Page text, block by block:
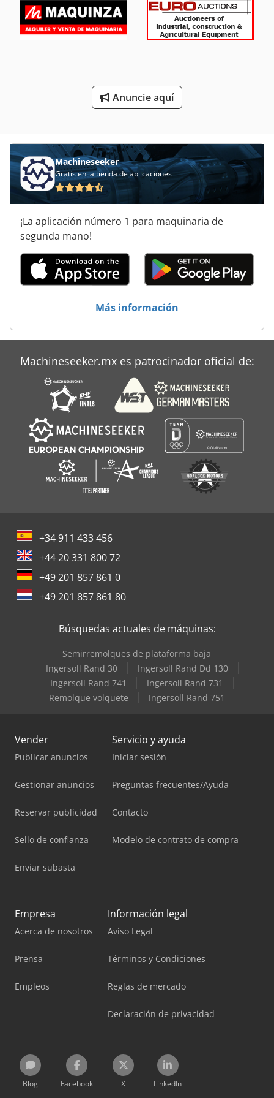
Unidades De Almacenamiento
Unidades De Disco
Unidades De Potencia
Unión Giratoria Hidráulica
Anuncie aquí
Machineseeker
Gratis en la tienda de aplicaciones
¡La aplicación número 1 para maquinaria de
segunda mano!
Más información
Machineseeker.mx es patrocinador oficial de:
+34 911 433 456
+44 20 331 800 72
+49 201 857 861 0
+49 201 857 861 80
Búsquedas actuales de máquinas:
Semirremolques de plataforma baja
Ingersoll Rand 30
Ingersoll Rand Dd 130
Ingersoll Rand 741
Ingersoll Rand 731
Remolque volquete
Ingersoll Rand 751
Vender
Publicar anuncios
Gestionar anuncios
Reservar publicidad
Sello de confianza
Enviar subasta
Servicio y ayuda
Iniciar sesión
Preguntas frecuentes/Ayuda
Contacto
Modelo de contrato de compra
Empresa
Acerca de nosotros
Prensa
Empleos
Información legal
Aviso Legal
Términos y Condiciones
Reglas de mercado
Declaración de privacidad
Blog Facebook X LinkedIn